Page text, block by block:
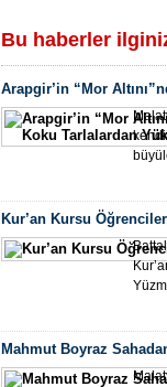
Bu haberler
Arapgir’in “Mor
Koku Tarlalardan
Kur’an Kursu
Mahmut Boyraz
Ticaretini Yeniden